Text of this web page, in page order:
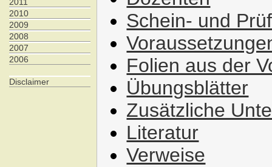
2010
2009
2008
2007
2006
Disclaimer
Schein- und
Folien aus der
Übungsblätter
Zusätzliche
Literatur
Verweise